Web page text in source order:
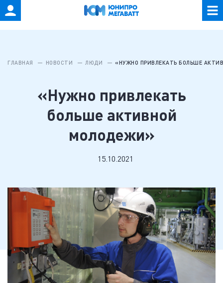
ГЛАВНАЯ НОВОСТИ ЛЮДИ «НУЖНО ПРИВЛЕКАТЬ БОЛЬШЕ
«Нужно привлекать
больше активной
молодежи»
15.10.2021